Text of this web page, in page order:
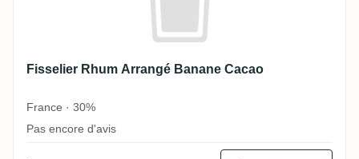
Fisselier Rhum Arrangé Banane Cacao
France · 30%
Pas encore d'avis